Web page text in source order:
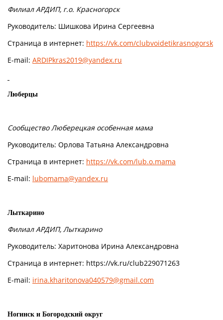
Филиал АРДИП, г.о. Красногорск
Руководитель: Шишкова Ирина Сергеевна
Страница в интернет: https://vk.com/clubvoidetikrasnogorsk
E-mail: ARDIPkras2019@yandex.ru
Люберцы
Сообщество Люберецкая особенная мама
Руководитель: Орлова Татьяна Александровна
Страница в интернет: https://vk.com/lub.o.mama
E-mail: lubomama@yandex.ru
Лыткарино
Филиал АРДИП, Лыткарино
Руководитель: Харитонова Ирина Александровна
Страница в интернет: https://vk.ru/club229071263
E-mail: irina.kharitonova040579@gmail.com
Ногинск и Богородский округ